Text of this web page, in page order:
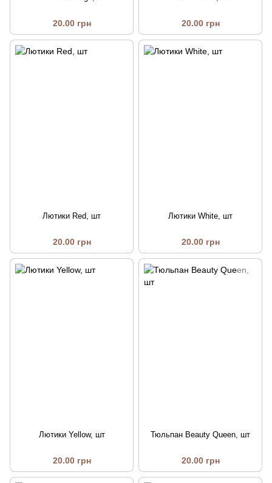
20.00 грн 20.00 грн
Лютики Red, шт
20.00 грн
Лютики White, шт
20.00 грн
Лютики Yellow, шт
20.00 грн
Тюльпан Beauty Queen, шт
20.00 грн